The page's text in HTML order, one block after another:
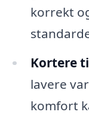
korrekt
Kortere
lavere
komfort